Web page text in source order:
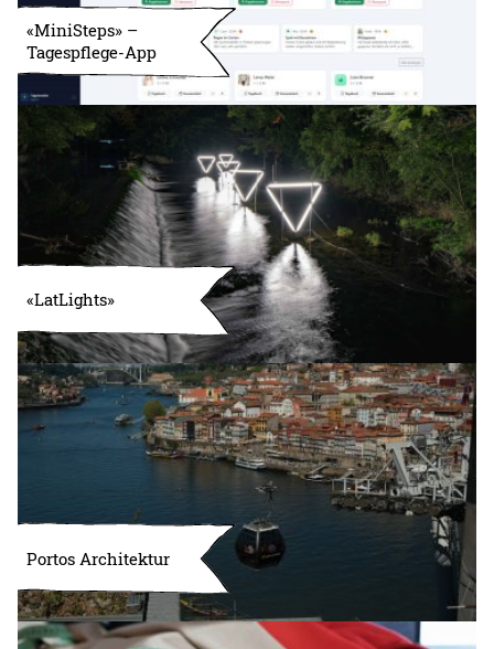
«MiniSteps» –
Tagespflege-App
«LatLights»
Portos Architektur